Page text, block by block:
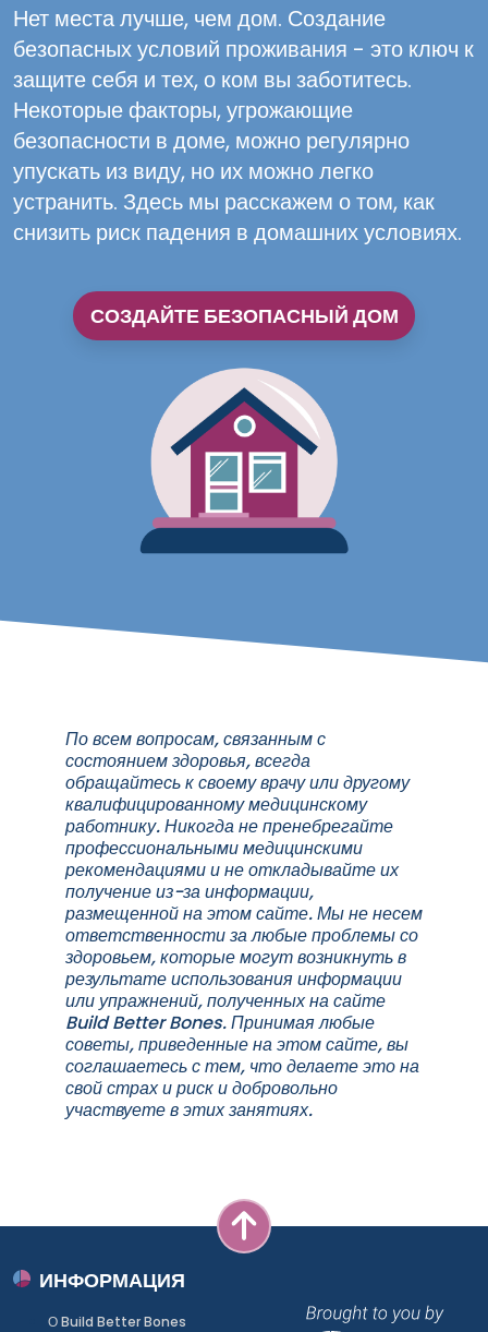
Нет места лучше, чем дом. Создание
безопасных условий проживания - это ключ к
защите себя и тех, о ком вы заботитесь.
Некоторые факторы, угрожающие
безопасности в доме, можно регулярно
упускать из виду, но их можно легко
устранить. Здесь мы расскажем о том, как
снизить риск падения в домашних условиях.
СОЗДАЙТЕ БЕЗОПАСНЫЙ ДОМ
По всем вопросам, связанным с
состоянием здоровья, всегда
обращайтесь к своему врачу или другому
квалифицированному медицинскому
работнику. Никогда не пренебрегайте
профессиональными медицинскими
рекомендациями и не откладывайте их
получение из-за информации,
размещенной на этом сайте. Мы не несем
ответственности за любые проблемы со
здоровьем, которые могут возникнуть в
результате использования информации
или упражнений, полученных на сайте
Build Better Bones. Принимая любые
советы, приведенные на этом сайте, вы
соглашаетесь с тем, что делаете это на
свой страх и риск и добровольно
участвуете в этих занятиях.
ИНФОРМАЦИЯ
О Build Better Bones